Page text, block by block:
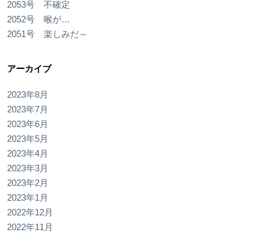
2053号 不確定
2052号 喉が…
2051号 楽しみだ～
アーカイブ
2023年8月
2023年7月
2023年6月
2023年5月
2023年4月
2023年3月
2023年2月
2023年1月
2022年12月
2022年11月